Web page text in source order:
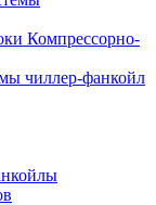
Компрессорно-
чиллер-фанкойл